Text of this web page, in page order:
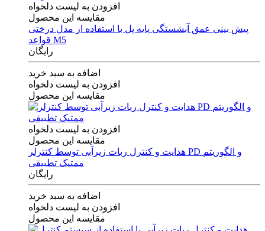
افزودن به لیست دلخواه
مقایسه این محصول
پیش بینی عمق آبشستگی پایه پل با استفاده از مدل درختی
قواعد M5
رایگان
اضافه به سبد خرید
افزودن به لیست دلخواه
مقایسه این محصول
افزودن به لیست دلخواه
مقایسه این محصول
هدایت و کنترل ربات زیرآبی توسط کنترلر PD و الگوریتم
ممتیک تطبیقی
رایگان
اضافه به سبد خرید
افزودن به لیست دلخواه
مقایسه این محصول